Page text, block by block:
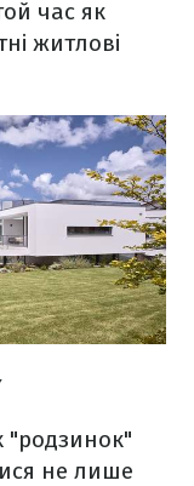
час як
житлові
не лише